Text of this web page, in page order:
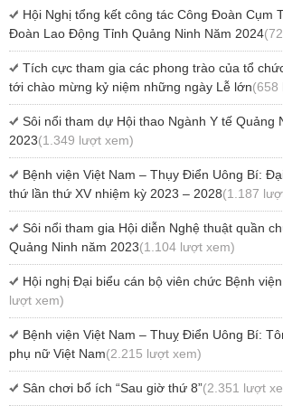
Hội Nghị tổng kết công tác Công Đoàn Cụm
Đoàn Lao Động Tỉnh Quảng Ninh Năm 2024
Tích cực tham gia các phong trào của tổ
tới chào mừng kỷ niệm những ngày Lễ lớn(658
Sôi nổi tham dự Hội thao Ngành Y tế Quảng
2023(1.349 lượt xem)
Bệnh viện Việt Nam – Thụy Điển Uông Bí:
thứ lần thứ XV nhiệm kỳ 2023 – 2028(1.187
Sôi nổi tham gia Hội diễn Nghệ thuật quần
Quảng Ninh năm 2023(1.104 lượt xem)
Hội nghị Đại biểu cán bộ viên chức Bệnh
lượt xem)
Bệnh viện Việt Nam – Thuỵ Điển Uông Bí:
phụ nữ Việt Nam(2.215 lượt xem)
Sân chơi bổ ích “Sau giờ thứ 8”(2.351 lượt